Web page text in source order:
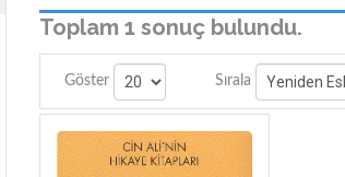
Toplam 1 sonuç bulundu.
Göster Sırala